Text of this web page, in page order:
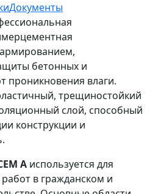
Документы
бетонных и
проникновения влаги.
трещиностойкий
слой, способный
конструкции и
A используется для
в гражданском и